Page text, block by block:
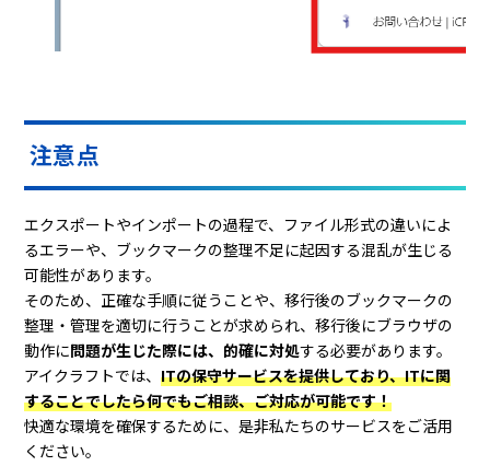
注意点
エクスポートやインポートの過程で、ファイル形式の違いによ
るエラーや、ブックマークの整理不足に起因する混乱が生じる
可能性があります。
そのため、正確な手順に従うことや、移行後のブックマークの
整理・管理を適切に行うことが求められ、移行後にブラウザの
動作に問題が生じた際には、的確に対処する必要があります。
アイクラフトでは、ITの保守サービスを提供しており、ITに関
することでしたら何でもご相談、ご対応が可能です！
快適な環境を確保するために、是非私たちのサービスをご活用
ください。